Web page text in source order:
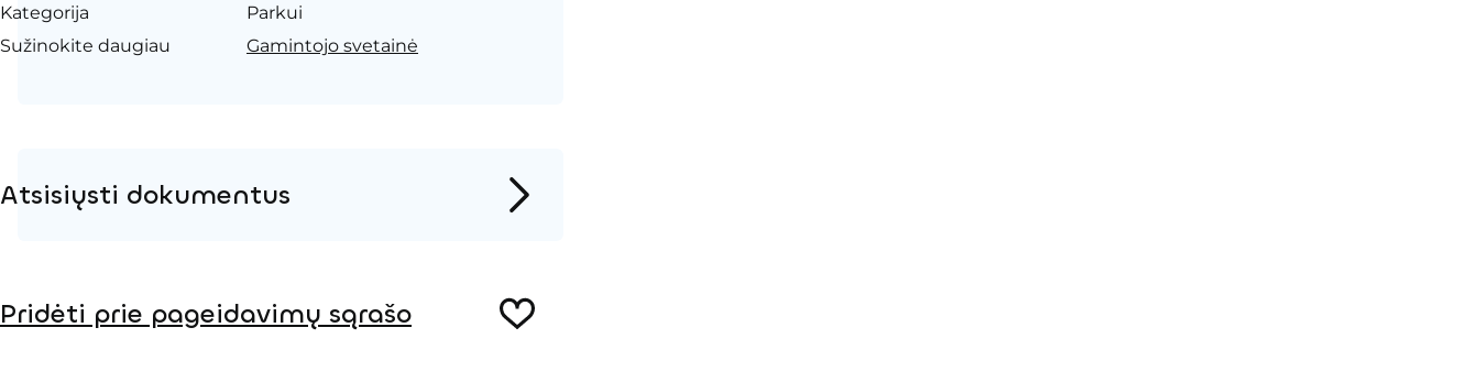
Kategorija
Parkui
Sužinokite daugiau
Gamintojo svetainė
Atsisiųsti dokumentus
Pridėti prie pageidavimų sąrašo